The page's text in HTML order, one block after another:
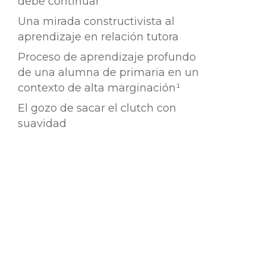
Una mirada constructivista al
aprendizaje en relación tutora
Proceso de aprendizaje profundo
de una alumna de primaria en un
contexto de alta marginación¹
El gozo de sacar el clutch con
suavidad